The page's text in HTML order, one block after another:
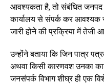
आवश्यकता है, तो संबंधित जनपद
कार्यालय से संपर्क कर आवश्यक
जारी होने की प्रक्रिया में तेजी
उन्होंने बताया कि जिन पात्र
अथवा किसी कारणवश उनका
जनसंपर्क विभाग शीघ्र ही एक